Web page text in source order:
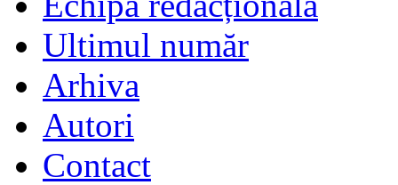
Ultimul număr
Arhiva
Autori
Contact